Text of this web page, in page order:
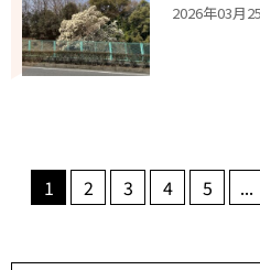
2026年03月
1 2 3 4 5 ...